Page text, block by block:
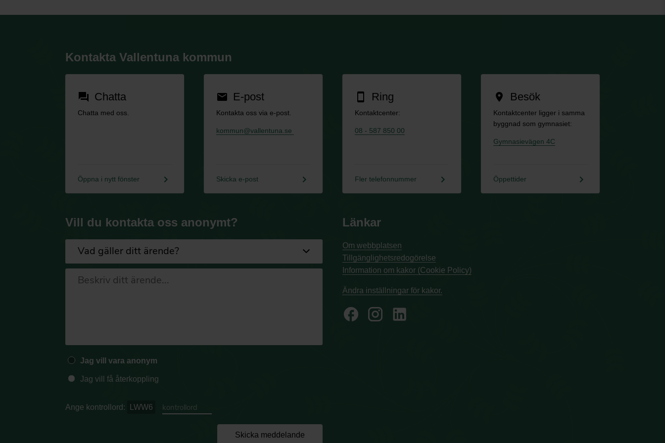
Kontakta Vallentuna kommun
forum Chatta
Chatta med oss.
Öppna i nytt fönster keyboard_arrow_right
email E-post
Kontakta oss via e-post.
kommun@vallentuna.se
Skicka e-post keyboard_arrow_right
smartphone Ring
Kontaktcenter:
08 - 587 850 00
Fler telefonnummer keyboard_arrow_right
location_on Besök
Kontaktcenter ligger i samma
byggnad som gymnasiet:
Gymnasievägen 4C
Öppettider keyboard_arrow_right
Vill du kontakta oss anonymt?
Jag vill vara anonym
Jag vill få återkoppling
Ange kontrollord: LWW6
Skicka meddelande
Länkar
Om webbplatsen
Tillgänglighetsredogörelse
Information om kakor (Cookie Policy)
Ändra inställningar för kakor.
facebook